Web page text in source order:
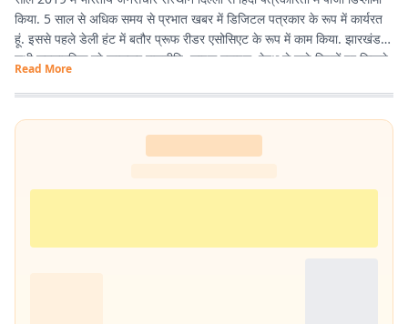
किया. 5 साल से अधिक समय से प्रभात खबर में डिजिटल पत्रकार के रूप में कार्यरत
हूं. इससे पहले डेली हंट में बतौर प्रूफ रीडर एसोसिएट के रूप में काम किया. झारखंड के
सभी समसामयिक मुद्दे खासकर राजनीति, लाइफ स्टाइल, हेल्थ से जुड़े विषयों पर लिखने
और पढ़ने में गहरी रुचि है. तीन साल से अधिक समय से झारखंड डेस्क पर काम कर रहा
हूं. फिर लंबे समय तक लाइफ स्टाइल के क्षेत्र में भी काम किया हूं. इसके अलावा स्पोर्ट्स
में भी गहरी रुचि है.
Read More